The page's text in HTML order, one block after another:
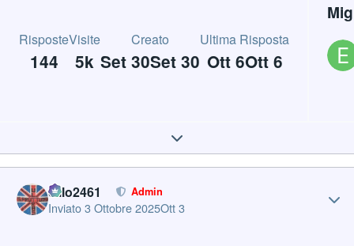
Risposte
144
Visite
5k
Creato
Set 30Set 30
Ultima Risposta
Ott 6Ott 6
Expand topic overview
cillo2461 Admin
Inviato3 Ottobre 2025Ott 3